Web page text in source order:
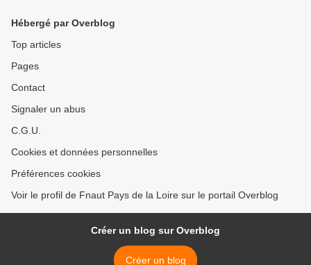
Hébergé par Overblog
Top articles
Pages
Contact
Signaler un abus
C.G.U.
Cookies et données personnelles
Préférences cookies
Voir le profil de Fnaut Pays de la Loire sur le portail Overblog
Créer un blog sur Overblog
Créer un blog